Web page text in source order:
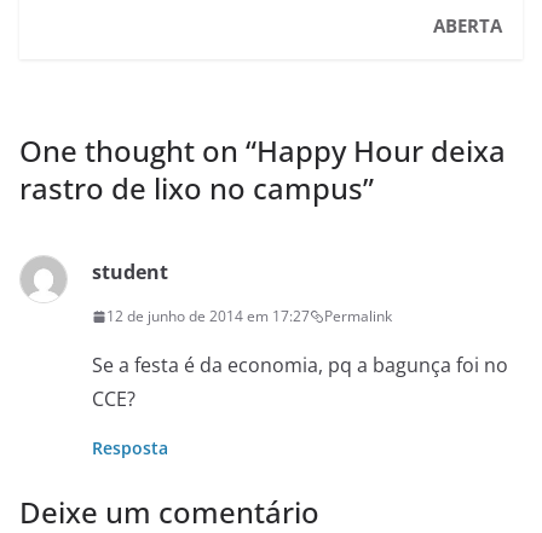
ABERTA
One thought on “Happy Hour deixa
rastro de lixo no campus”
student
12 de junho de 2014 em 17:27 Permalink
Se a festa é da economia, pq a bagunça foi no
CCE?
Resposta
Deixe um comentário